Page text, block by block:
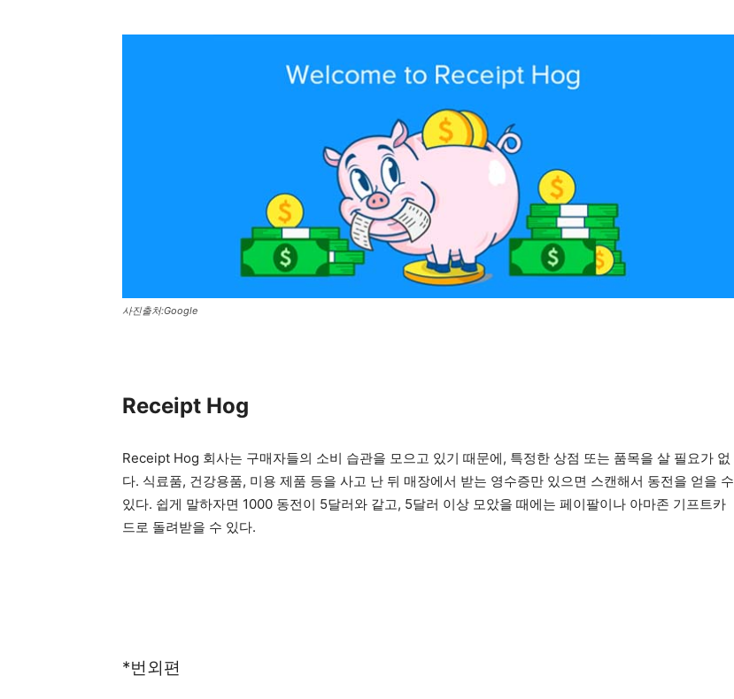
사진출처:Google
Receipt Hog
Receipt Hog 회사는 구매자들의 소비 습관을 모으고 있기 때문에, 특정한 상점 또는 품목을 살 필요가 없
다. 식료품, 건강용품, 미용 제품 등을 사고 난 뒤 매장에서 받는 영수증만 있으면 스캔해서 동전을 얻을 수
있다. 쉽게 말하자면 1000 동전이 5달러와 같고, 5달러 이상 모았을 때에는 페이팔이나 아마존 기프트카
드로 돌려받을 수 있다.
*번외편